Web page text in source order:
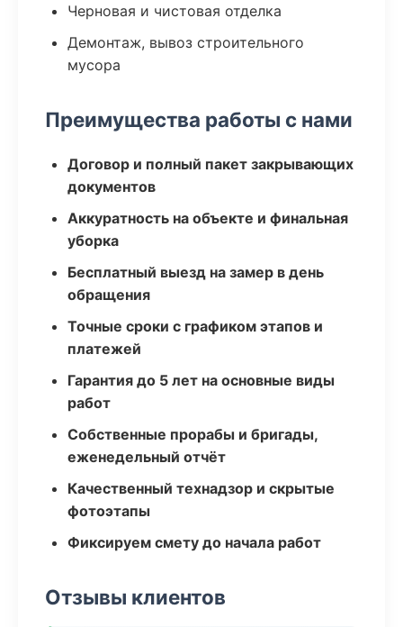
Черновая и чистовая отделка
Демонтаж, вывоз строительного
мусора
Преимущества работы с нами
Договор и полный пакет закрывающих
документов
Аккуратность на объекте и финальная
уборка
Бесплатный выезд на замер в день
обращения
Точные сроки с графиком этапов и
платежей
Гарантия до 5 лет на основные виды
работ
Собственные прорабы и бригады,
еженедельный отчёт
Качественный технадзор и скрытые
фотоэтапы
Фиксируем смету до начала работ
Отзывы клиентов